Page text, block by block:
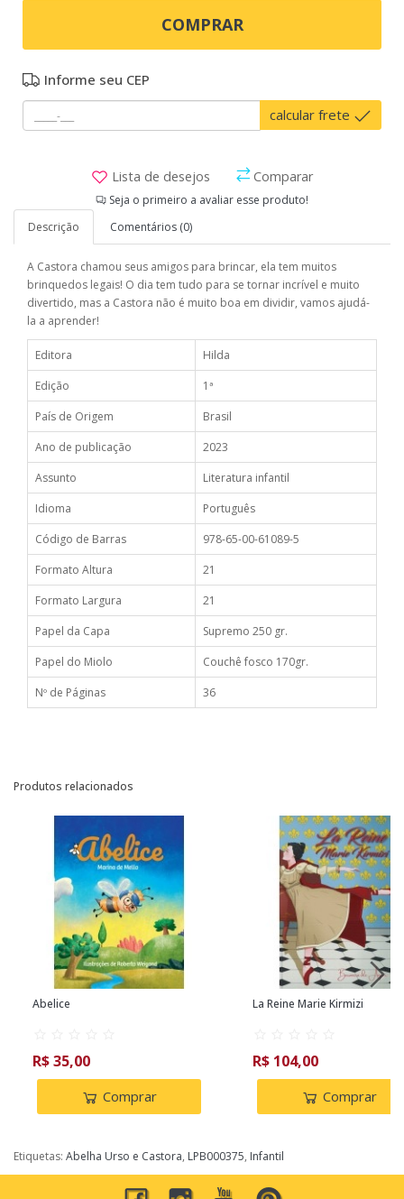
COMPRAR
Informe seu CEP
calcular frete
Lista de desejos Comparar
Seja o primeiro a avaliar esse produto!
Descrição
Comentários (0)
A Castora chamou seus amigos para brincar, ela tem muitos
brinquedos legais! O dia tem tudo para se tornar incrível e muito
divertido, mas a Castora não é muito boa em dividir, vamos ajudá-
la a aprender!
Editora
Hilda
Edição
1ª
País de Origem
Brasil
Ano de publicação
2023
Assunto
Literatura infantil
Idioma
Português
Código de Barras
978-65-00-61089-5
Formato Altura
21
Formato Largura
21
Papel da Capa
Supremo 250 gr.
Papel do Miolo
Couchê fosco 170gr.
Nº de Páginas
36
Produtos relacionados
Abelice
R$ 35,00
Comprar
La Reine Marie Kirmizi
R$ 104,00
Comprar
Etiquetas: Abelha Urso e Castora, LPB000375, Infantil